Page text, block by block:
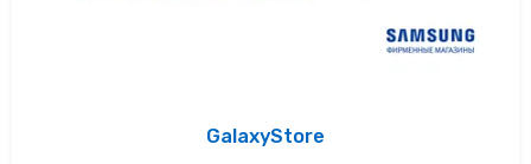
GalaxyStore